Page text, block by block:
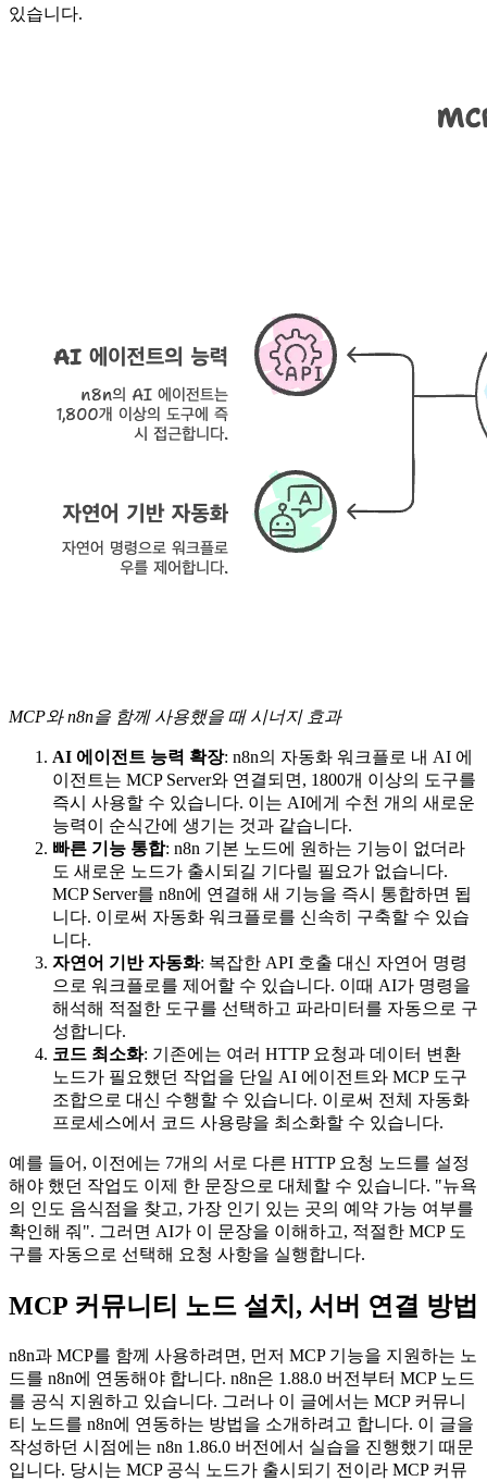
있습니다.
MCP와 n8n을 함께 사용했을 때 시너지 효과
AI 에이전트 능력 확장: n8n의 자동화 워크플로 내 AI 에
이전트는 MCP Server와 연결되면, 1800개 이상의 도구를
즉시 사용할 수 있습니다. 이는 AI에게 수천 개의 새로운
능력이 순식간에 생기는 것과 같습니다.
빠른 기능 통합: n8n 기본 노드에 원하는 기능이 없더라
도 새로운 노드가 출시되길 기다릴 필요가 없습니다.
MCP Server를 n8n에 연결해 새 기능을 즉시 통합하면 됩
니다. 이로써 자동화 워크플로를 신속히 구축할 수 있습
니다.
자연어 기반 자동화: 복잡한 API 호출 대신 자연어 명령
으로 워크플로를 제어할 수 있습니다. 이때 AI가 명령을
해석해 적절한 도구를 선택하고 파라미터를 자동으로 구
성합니다.
코드 최소화: 기존에는 여러 HTTP 요청과 데이터 변환
노드가 필요했던 작업을 단일 AI 에이전트와 MCP 도구
조합으로 대신 수행할 수 있습니다. 이로써 전체 자동화
프로세스에서 코드 사용량을 최소화할 수 있습니다.
예를 들어, 이전에는 7개의 서로 다른 HTTP 요청 노드를 설정
해야 했던 작업도 이제 한 문장으로 대체할 수 있습니다. "뉴욕
의 인도 음식점을 찾고, 가장 인기 있는 곳의 예약 가능 여부를
확인해 줘". 그러면 AI가 이 문장을 이해하고, 적절한 MCP 도
구를 자동으로 선택해 요청 사항을 실행합니다.
MCP 커뮤니티 노드 설치, 서버 연결 방법
n8n과 MCP를 함께 사용하려면, 먼저 MCP 기능을 지원하는 노
드를 n8n에 연동해야 합니다. n8n은 1.88.0 버전부터 MCP 노드
를 공식 지원하고 있습니다. 그러나 이 글에서는 MCP 커뮤니
티 노드를 n8n에 연동하는 방법을 소개하려고 합니다. 이 글을
작성하던 시점에는 n8n 1.86.0 버전에서 실습을 진행했기 때문
입니다. 당시는 MCP 공식 노드가 출시되기 전이라 MCP 커뮤